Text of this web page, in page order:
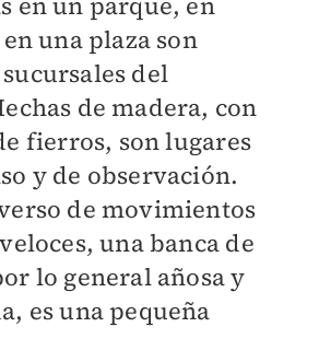
una plaza son
del
de madera, con
fierros, son lugares
y de observación.
de movimientos
una banca de
lo general añosa y
es una pequeña